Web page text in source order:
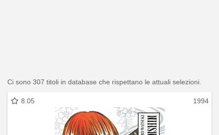
Ci sono 307 titoli in database che rispettano le attuali selezioni.
8.05 1994